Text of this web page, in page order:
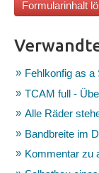
Fehlkonfig as a
TCAM full -
Alle Räder
Bandbreite im
Kommentar zu